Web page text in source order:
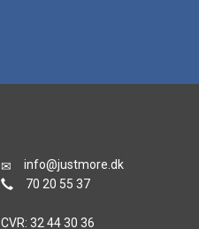
info@justmore.dk
70 20 55 37
CVR: 32 44 30 36